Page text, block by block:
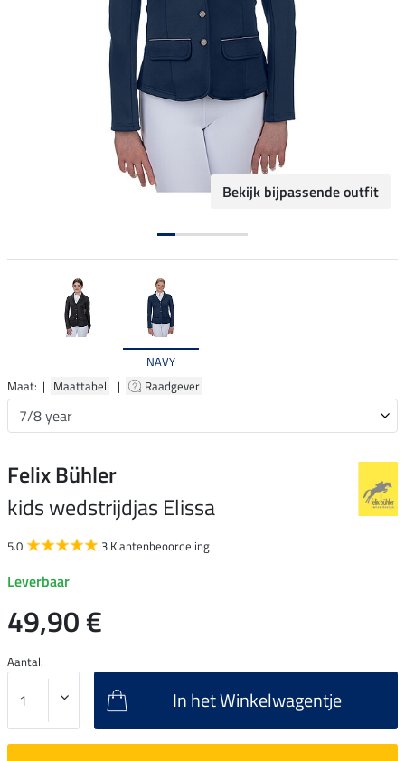
Bekijk bijpassende outfit
NAVY
Maat: | Maattabel | Raadgever
Felix Bühler
kids wedstrijdjas Elissa
5.0 3 Klantenbeoordeling
Leverbaar
49,90 €
Aantal:
In het Winkelwagentje